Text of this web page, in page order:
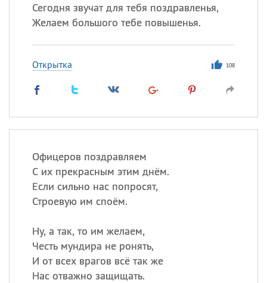
Сегодня звучат для тебя поздравленья,
Желаем большого тебе повышенья.
Открытка 108
Офицеров поздравляем
С их прекрасным этим днём.
Если сильно нас попросят,
Строевую им споём.
Ну, а так, то им желаем,
Честь мундира не ронять,
И от всех врагов всё так же
Нас отважно защищать.
ИМЕНА
происхождение